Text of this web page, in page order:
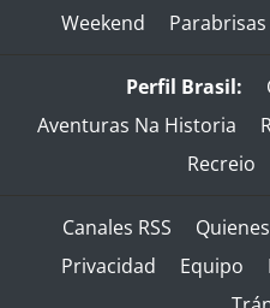
Weekend
Parabrisas
Perfil Brasil:
Aventuras Na Historia
Recreio
Canales RSS
Privacidad
Equipo